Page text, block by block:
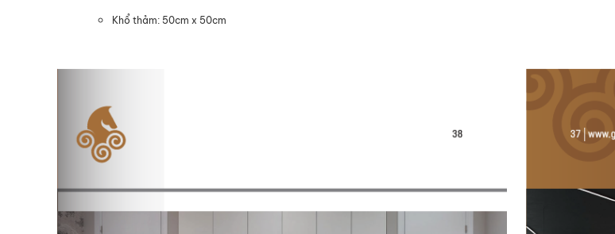
Khổ thảm: 50cm x 50cm